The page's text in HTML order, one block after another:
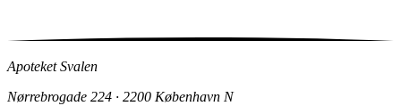
Apoteket Svalen
Nørrebrogade 224 · 2200 København N